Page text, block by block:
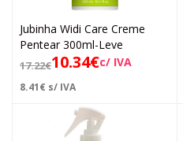
Jubinha Widi Care Creme
Pentear 300ml-Leve
17.22€10.34€c/ IVA
8.41€ s/ IVA